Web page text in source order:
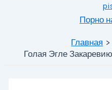
Порно
Главная
Голая Эгле